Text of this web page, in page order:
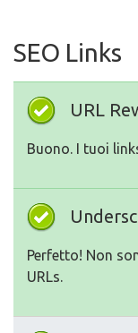
SEO Links
URL
Buono. I tuoi
Perfetto! Non
URLs.